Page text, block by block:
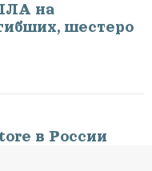
на
шестеро
в России